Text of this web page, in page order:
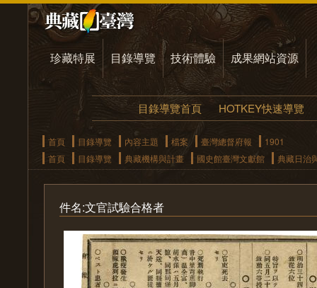
珍藏特展 目錄導覽 技術體驗 成果網站資源
目錄導覽首頁 HOTKEY快速導覽
首頁 目錄導覽 內容主題 檔案 臺灣總督府報
1901
首頁
目錄導覽 典藏機構與計畫 國史館臺灣文獻館 典藏日治
件名:文官試驗合格者